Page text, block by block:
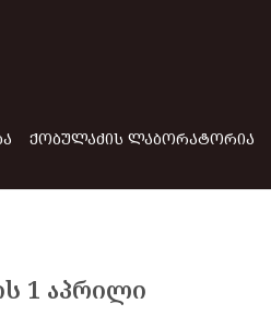
ᲥᲝᲑᲣᲚᲐᲫᲘᲡ ᲚᲐᲑᲝᲠᲐᲢᲝᲠᲘᲐ
1 აპრილი